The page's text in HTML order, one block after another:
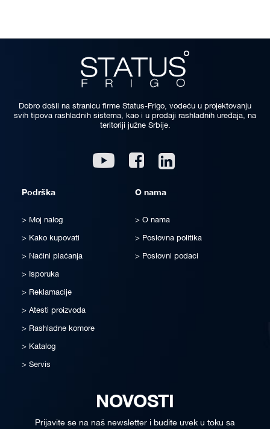
Dobro došli na stranicu firme Status-Frigo, vodeću u projektovanju
svih tipova rashladnih sistema, kao i u prodaji rashladnih uređaja, na
teritoriji južne Srbije.
Youtube Facebook
Podrška
Moj nalog
Kako kupovati
Načini plaćanja
Isporuka
Reklamacije
Atesti proizvoda
Rashladne komore
Katalog
Servis
O nama
O nama
Poslovna politika
Poslovni podaci
NOVOSTI
Prijavite se na naš newsletter i budite uvek u toku sa